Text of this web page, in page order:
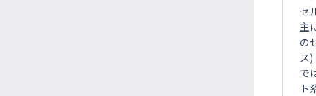
セ
主
の
ス
で
ト